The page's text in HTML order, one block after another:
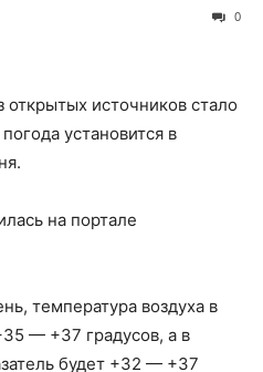
0
источников стало
установится в
на портале
температура воздуха в
— +37 градусов, а в
будет +32 — +37